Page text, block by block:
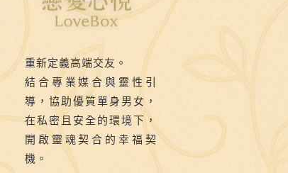
滑
場
的
她，
暫
時
重新定義高端交友。
結合專業媒合與靈性引
導，協助優質單身男女，
在私密且安全的環境下，
開啟靈魂契合的幸福契
機。